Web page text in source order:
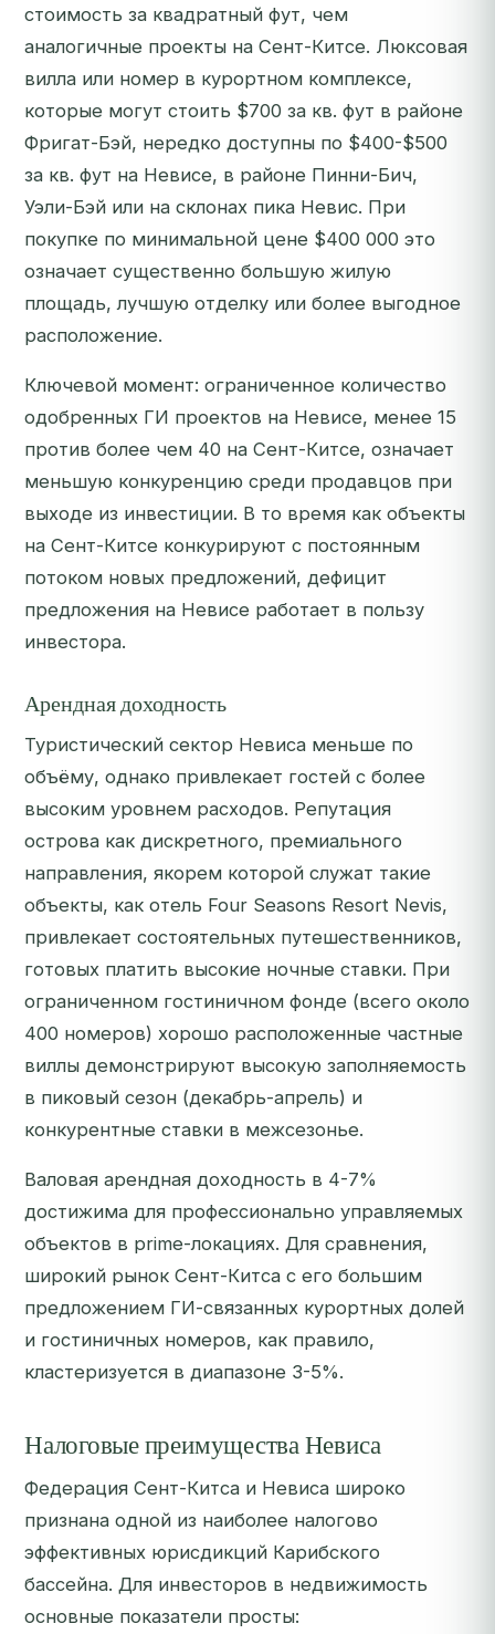
стоимость за квадратный фут, чем
аналогичные проекты на Сент-Китсе. Люксовая
вилла или номер в курортном комплексе,
которые могут стоить $700 за кв. фут в районе
Фригат-Бэй, нередко доступны по $400-$500
за кв. фут на Невисе, в районе Пинни-Бич,
Уэли-Бэй или на склонах пика Невис. При
покупке по минимальной цене $400 000 это
означает существенно большую жилую
площадь, лучшую отделку или более выгодное
расположение.
Ключевой момент: ограниченное количество
одобренных ГИ проектов на Невисе, менее 15
против более чем 40 на Сент-Китсе, означает
меньшую конкуренцию среди продавцов при
выходе из инвестиции. В то время как объекты
на Сент-Китсе конкурируют с постоянным
потоком новых предложений, дефицит
предложения на Невисе работает в пользу
инвестора.
Арендная доходность
Туристический сектор Невиса меньше по
объёму, однако привлекает гостей с более
высоким уровнем расходов. Репутация
острова как дискретного, премиального
направления, якорем которой служат такие
объекты, как отель Four Seasons Resort Nevis,
привлекает состоятельных путешественников,
готовых платить высокие ночные ставки. При
ограниченном гостиничном фонде (всего около
400 номеров) хорошо расположенные частные
виллы демонстрируют высокую заполняемость
в пиковый сезон (декабрь-апрель) и
конкурентные ставки в межсезонье.
Валовая арендная доходность в 4-7%
достижима для профессионально управляемых
объектов в prime-локациях. Для сравнения,
широкий рынок Сент-Китса с его большим
предложением ГИ-связанных курортных долей
и гостиничных номеров, как правило,
кластеризуется в диапазоне 3-5%.
Налоговые преимущества Невиса
Федерация Сент-Китса и Невиса широко
признана одной из наиболее налогово
эффективных юрисдикций Карибского
бассейна. Для инвесторов в недвижимость
основные показатели просты: